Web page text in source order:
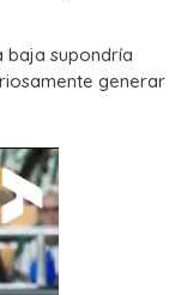
baja supondría
generar